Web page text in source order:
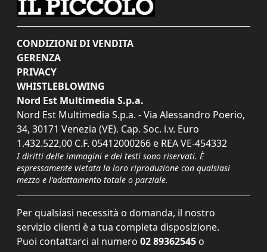
CONDIZIONI DI VENDITA
GERENZA
PRIVACY
WHISTLEBLOWING
Nord Est Multimedia S.p.a.
Nord Est Multimedia S.p.a. - Via Alessandro Poerio,
34, 30171 Venezia (VE). Cap. Soc. i.v. Euro
1.432.522,00 C.F. 05412000266 e REA VE-454332
I diritti delle immagini e dei testi sono riservati. È
espressamente vietata la loro riproduzione con qualsiasi
mezzo e l'adattamento totale o parziale.
Per qualsiasi necessità o domanda, il nostro
servizio clienti è a tua completa disposizione.
Puoi contattarci al numero 02 89362545 o